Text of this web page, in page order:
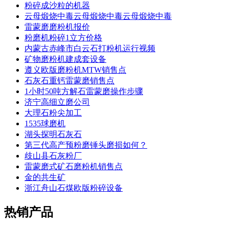
粉碎成沙粒的机器
云母煅烧中毒云母煅烧中毒云母煅烧中毒
雷蒙磨磨粉机报价
粉磨机粉碎1立方价格
内蒙古赤峰市白云石打粉机运行视频
矿物磨粉机建成套设备
遵义欧版磨粉机MTW销售点
石灰石重钙雷蒙磨销售点
1小时50吨方解石雷蒙磨操作步骤
济宁高细立磨公司
大理石粉尖加工
1535球磨机
湖头探明石灰石
第三代高产预粉磨锤头磨损如何？
歧山县石灰粉厂
雷蒙磨式矿石磨粉机销售点
金的共生矿
浙江舟山石煤欧版粉碎设备
热销产品